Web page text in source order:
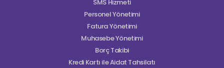
SMS Hizmeti
Personel Yönetimi
Fatura Yönetimi
Muhasebe Yönetimi
Borç Takibi
Kredi Kartı ile Aidat Tahsilatı